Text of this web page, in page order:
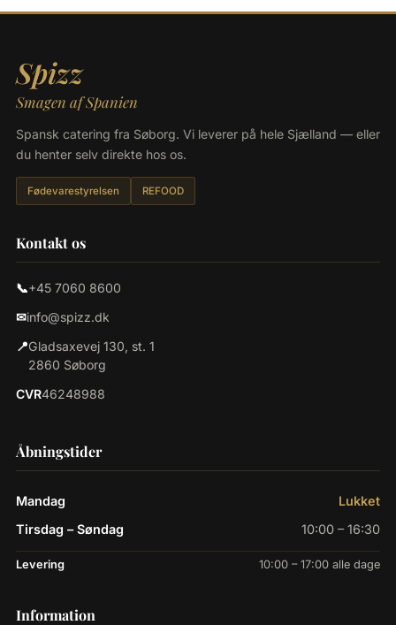
Spizz
Smagen af Spanien
Spansk catering fra Søborg. Vi leverer på hele Sjælland — eller
du henter selv direkte hos os.
Fødevarestyrelsen REFOOD
Kontakt os
📞+45 7060 8600
✉info@spizz.dk
📍Gladsaxevej 130, st. 1
2860 Søborg
CVR46248988
Åbningstider
Mandag
Lukket
Tirsdag – Søndag
10:00 – 16:30
Levering 10:00 – 17:00 alle dage
Information